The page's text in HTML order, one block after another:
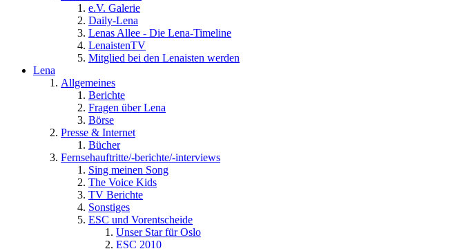
e.V. Galerie
Daily-Lena
Lenas Allee - Die Lena-Timeline
LenaistenTV
Mitglied bei den Lenaisten werden
Lena
Allgemeines
Berichte
Fragen über Lena
Börse
Presse & Internet
Bücher
Fernsehauftritte/-berichte/-interviews
Sing meinen Song
The Voice Kids
TV Berichte
Sonstiges
ESC und Vorentscheide
Unser Star für Oslo
ESC 2010